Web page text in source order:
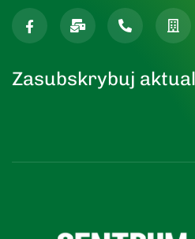
Zasubskrybuj